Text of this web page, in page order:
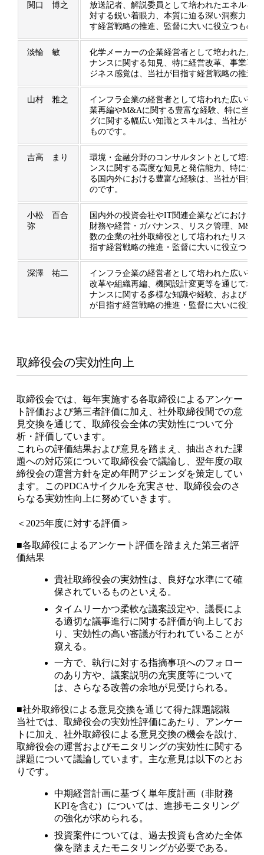
関口 博之
放送記者、解説委員として培われたエネルギ
対する鋭い着眼力、本質に迫る深い洞察力、
す経営戦略の推進、監督に大いに役立つもの
淡輪 敏
化学メーカーの企業経営者として培われた広
ナンスに関する知見、特に経営改革、事業再
ジネス感覚は、当社が目指す経営戦略の推進
山村 雅之
インフラ企業の経営者として培われた広い視
業再編やM&Aに関する豊富な経験、特に当社
グに関する幅広い知識とスキルは、当社が目
ものです。
吉高 まり
環境・金融分野のコンサルタントとして培わ
ンスに関する高度な知見と発信能力、特に当
る国内外における豊富な経験は、当社が目指
のです。
小松 百合
弥
国内外の投資会社やIT関連企業などにおける
財務や経営・ガバナンス、リスク管理、M&A
数の企業の社外取締役として培われたリスク
指す経営戦略の推進・監督に大いに役立つも
深澤 祐二
インフラ企業の経営者として培われた広い視
改革や組織再編、機関設計変更等を通じて培
ナンスに関する多様な知識や経験、およびリ
が目指す経営戦略の推進・監督に大いに役立
取締役会の実効性向上
取締役会では、毎年実施する各取締役によるアンケー
ト評価および第三者評価に加え、社外取締役間での意
見交換を通じて、取締役会全体の実効性について分
析・評価しています。
これらの評価結果および意見を踏まえ、抽出された課
題への対応策について取締役会で議論し、翌年度の取
締役会の運営方針を定め年間アジェンダを策定してい
ます。このPDCAサイクルを充実させ、取締役会のさ
らなる実効性向上に努めていきます。
＜2025年度に対する評価＞
■各取締役によるアンケート評価を踏まえた第三者評
価結果
貴社取締役会の実効性は、良好な水準にて確
保されているものといえる。
タイムリーかつ柔軟な議案設定や、議長によ
る適切な議事進行に関する評価が向上してお
り、実効性の高い審議が行われていることが
窺える。
一方で、執行に対する指摘事項へのフォロー
のあり方や、議案説明の充実度等について
は、さらなる改善の余地が見受けられる。
■社外取締役による意見交換を通じて得た課題認識
当社では、取締役会の実効性評価にあたり、アンケー
トに加え、社外取締役による意見交換の機会を設け、
取締役会の運営およびモニタリングの実効性に関する
課題について議論しています。主な意見は以下のとお
りです。
中期経営計画に基づく単年度計画（非財務
KPIを含む）については、進捗モニタリング
の強化が求められる。
投資案件については、過去投資も含めた全体
像を踏まえたモニタリングが必要である。